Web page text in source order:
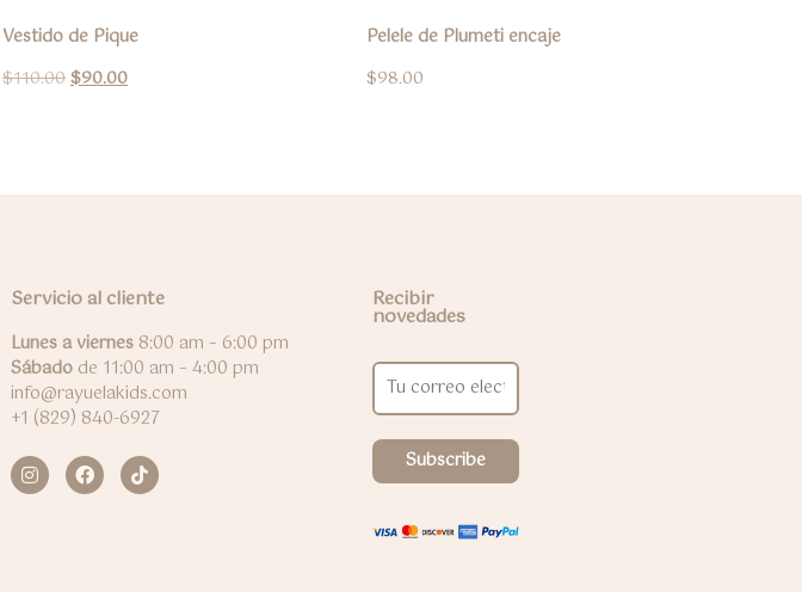
Vestido de Pique
$110.00$90.00
Pelele de Plumeti encaje
$98.00
Servicio al cliente
Lunes a viernes8:00 am – 6:00 pm
Sábadode 11:00 am – 4:00 pm
info@rayuelakids.com
+1 (829) 840-6927
Recibir
novedades
E
m
a
i
l Subscribe